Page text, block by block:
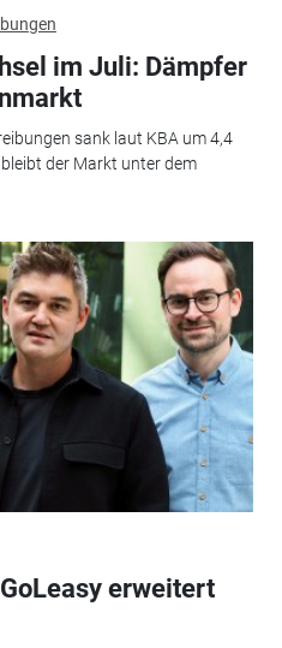
im Juli: Dämpfer
sank laut KBA um 4,4
der Markt unter dem
erweitert